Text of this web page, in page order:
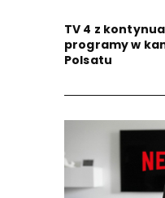
TV 4 z
programy w
Polsatu